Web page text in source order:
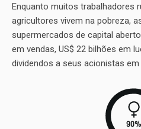
Enquanto muitos trabalhadores
agricultores vivem na pobreza,
supermercados de capital
em vendas, US$ 22 bilhões em
dividendos a seus acionistas em